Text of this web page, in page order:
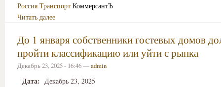
Россия Транспорт КоммерсантЪ
Читать далее
До 1 января собственники гостевых домов
пройти классификацию или уйти с рынка
Декабрь 23, 2025 - 16:46 —admin
Дата: Декабрь 23, 2025